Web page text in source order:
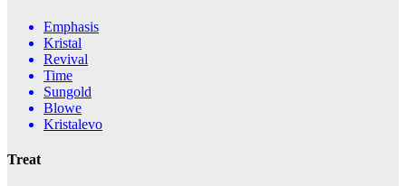
Emphasis
Kristal
Revival
Time
Sungold
Blowe
Kristalevo
Treat